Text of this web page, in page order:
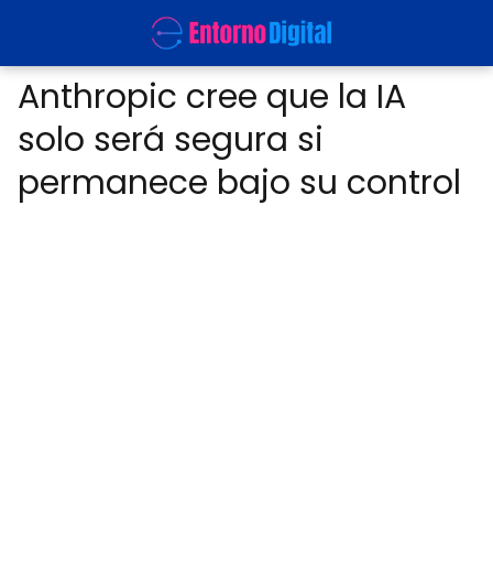
Anthropic cree que la IA
solo será segura si
permanece bajo su control